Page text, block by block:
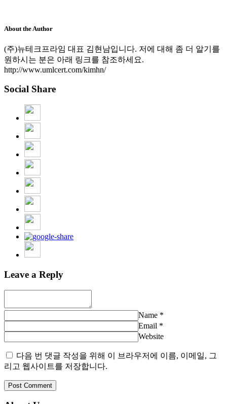
About the Author
(주)뉴테크프라임 대표 김현남입니다. 저에 대해 좀 더 알기를
원하시는 분은 아래 링크를 참조하세요.
http://www.umlcert.com/kimhn/
Social Share
Leave a Reply
Name *
Email *
Website
다음 번 댓글 작성을 위해 이 브라우저에 이름, 이메일, 그
리고 웹사이트를 저장합니다.